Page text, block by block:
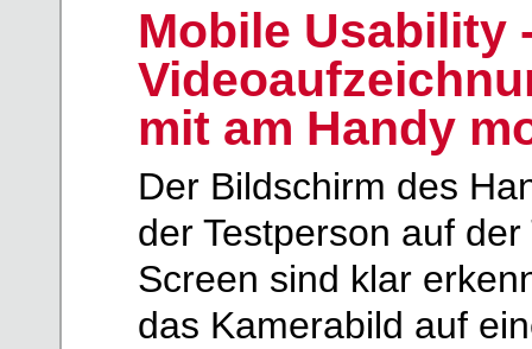
Mobile Usability
mit am Handy
Der Bildschirm des
der Testperson auf
Screen sind klar
das Kamerabild auf